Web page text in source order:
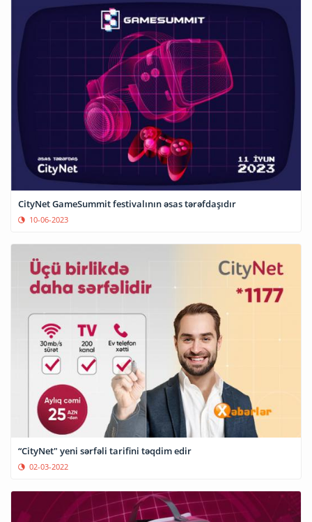
CityNet GameSummit festivalının əsas tərəfdaşıdır
10-06-2023
“CityNet" yeni sərfəli tarifini təqdim edir
02-03-2022